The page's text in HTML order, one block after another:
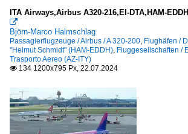
ITA Airways,Airbus A320-216,EI-DTA,HAM-

Björn-Marco Halmschlag
Passagierflugzeuge / Airbus / A 320-200, Flughäfen /
"Helmut Schmidt" (HAM-EDDH), Fluggesellschaften /
Trasporto Aereo (AZ-ITY)
 134 1200x795 Px, 22.07.2024